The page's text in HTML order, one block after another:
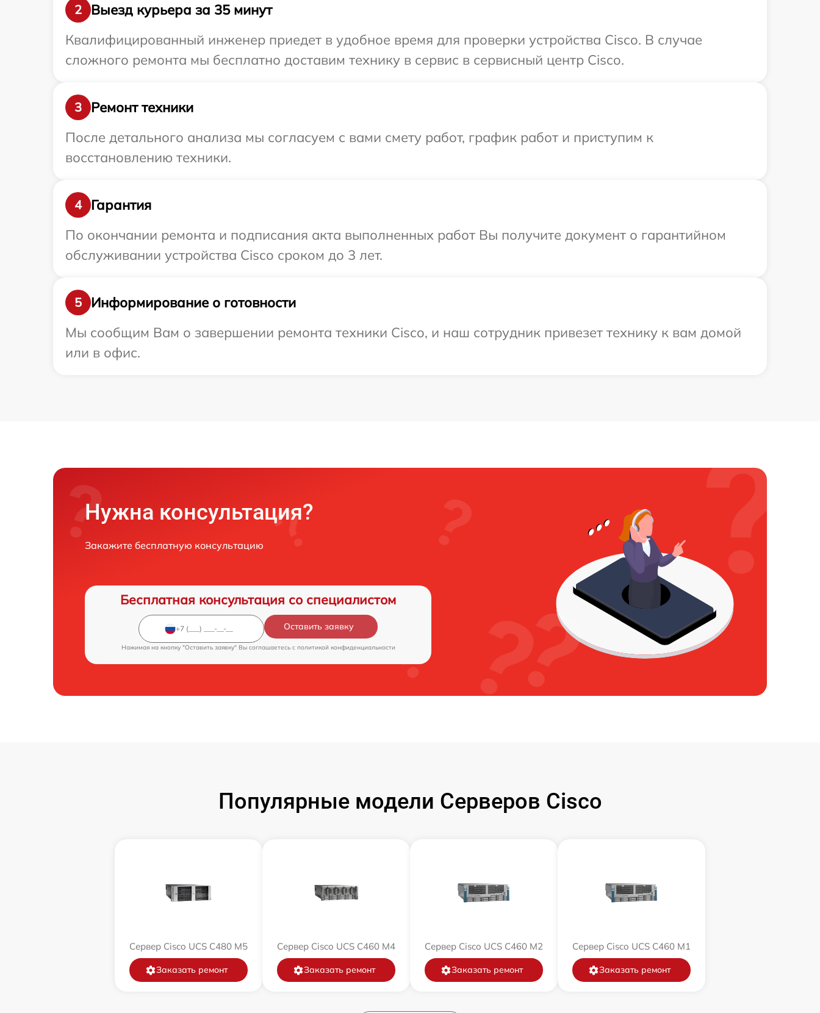
2
Выезд курьера за 35 минут
Квалифицированный инженер приедет в удобное время для проверки устройства Cisco. В случае
сложного ремонта мы бесплатно доставим технику в сервис в сервисный центр Cisco.
3
Ремонт техники
После детального анализа мы согласуем с вами смету работ, график работ и приступим к
восстановлению техники.
4
Гарантия
По окончании ремонта и подписания акта выполненных работ Вы получите документ о гарантийном
обслуживании устройства Cisco сроком до 3 лет.
5
Информирование о готовности
Мы сообщим Вам о завершении ремонта техники Cisco, и наш сотрудник привезет технику к вам домой
или в офис.
Нужна консультация?
Закажите бесплатную консультацию
Бесплатная консультация со специалистом
Оставить заявку
Нажимая на кнопку "Оставить заявку" Вы соглашаетесь c политикой конфиденциальности
Популярные модели Серверов Cisco
Сервер Cisco UCS C480 M5
Заказать ремонт
Сервер Cisco UCS C460 M4
Заказать ремонт
Сервер Cisco UCS C460 M2
Заказать ремонт
Сервер Cisco UCS C460 M1
Заказать ремонт